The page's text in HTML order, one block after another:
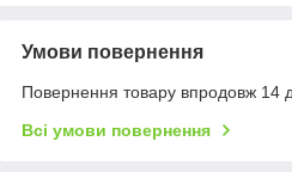
Умови повернення
Повернення товару впродовж 14
Всі умови повернення